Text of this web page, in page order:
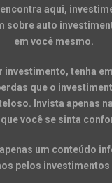
aqui,
sobre auto
em você mesmo.
investimento, tenha
que o
Invista apenas
que você se sinta
um conteúdo
pelos